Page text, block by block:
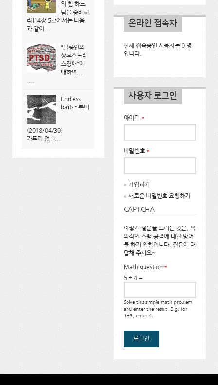
의 참 하느
님을 숭배하
라]14장 5항에서는 다음
과 같이...
"탈증인외
상후스트레
스장애"에
대하여...
Endless
baits - 류비
(2018/04/30)
가두리 없는...
온라인 접속자
현재 접속중인 사용자는 0 명
입니다.
사용자 로그인
아이디 *
비밀번호 *
가입하기
새로운 비밀번호 요청하기
CAPTCHA
이렇게 질문을 드리는 것은, 악
의적인 스팸 공격에 대한 방어
를 하기 위함입니다. 질문에 대
답해 주세요~
Math question *
5 + 4 =
Solve this simple math problem
and enter the result. E.g. for
1+3, enter 4.